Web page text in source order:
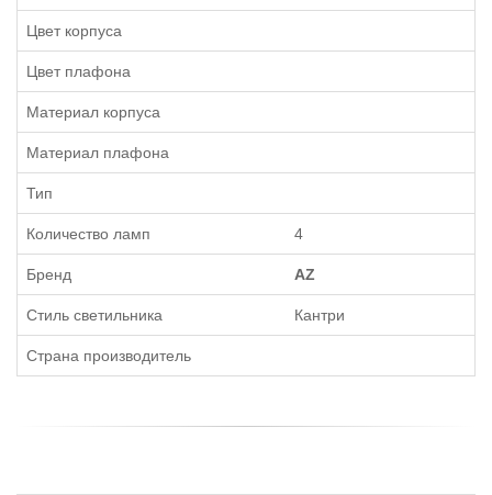
Цвет корпуса
Цвет плафона
Материал корпуса
Материал плафона
Тип
Количество ламп 4
Бренд AZ
Стиль светильника Кантри
Страна производитель